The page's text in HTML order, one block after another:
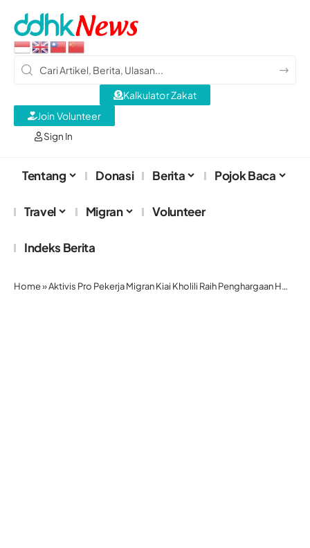
Sign In
Kalkulator Zakat
Join Volunteer
Tentang Donasi Berita Pojok Baca
Travel Migran Volunteer
Indeks Berita
Home»Aktivis Pro Pekerja Migran Kiai Kholili Raih Penghargaan HWPA dari Kemenlu